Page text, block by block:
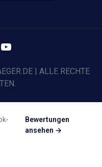
| ALLE RECHTE
YouTube
Bewertungen
ansehen →